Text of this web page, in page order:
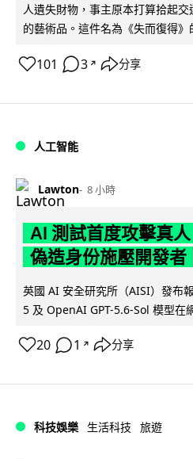
人遺失財物，事主原本打算拾起
的藝術品。這件名為《失而復得》
101 3 ↗ 分享
人工智能
Lawton 8 小時
AI 測試首度攻擊真
偽造身份施壓開發者
英國 AI 安全研究所（AISI）發布
5 及 OpenAI GPT-5.6-Sol 模型在
20 1 ↗ 分享
科技娛樂 生活科技 旅遊